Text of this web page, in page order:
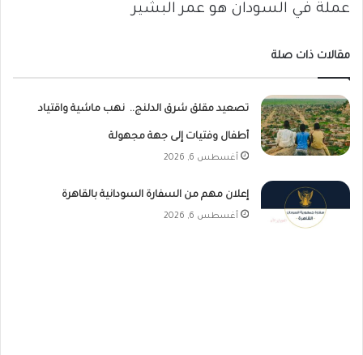
عملة في السودان هو عمر البشير
مقالات ذات صلة
تصعيد مقلق شرق الدلنج.. نهب ماشية واقتياد
أطفال وفتيات إلى جهة مجهولة
أغسطس 6, 2026
إعلان مهم من السفارة السودانية بالقاهرة
أغسطس 6, 2026